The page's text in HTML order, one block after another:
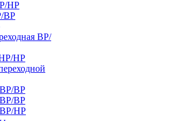
НР
ВР
ВР/
НР
ВР
ВР
ВР/НР